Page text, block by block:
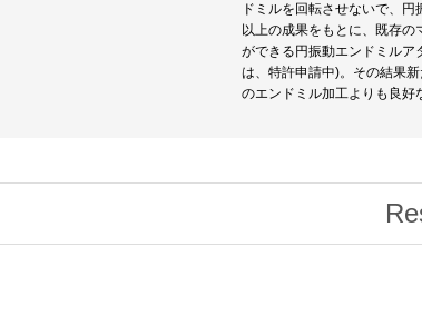
ドミルを回転させないで、
以上の成果をもとに、既存
ができる円振動エンドミルア
は、特許申請中)。その結果
のエンドミル加工よりも良好